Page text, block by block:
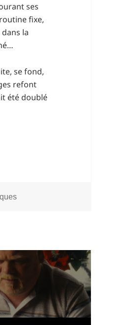
ses
fixe,
la
se fond,
refont
été doublé